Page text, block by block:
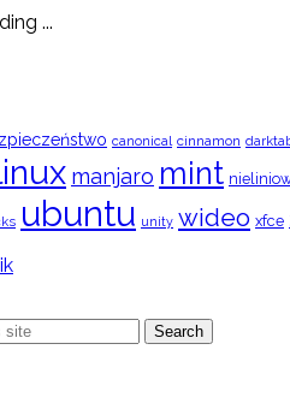
...
canonical cinnamon
manjaro mint
ubuntu unity wideo xfce
Search